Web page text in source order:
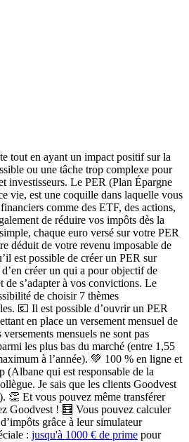
tout en ayant un impact positif sur la
ou une tâche trop complexe pour
investisseurs. Le PER (Plan Épargne
vie, est une coquille dans laquelle vous
comme des ETF, des actions,
de réduire vos impôts dès la
chaque euro versé sur votre PER
déduit de votre revenu imposable de
est possible de créer un PER sur
créer un qui a pour objectif de
de s’adapter à vos convictions. Le
de choisir 7 thèmes
💶 Il est possible d’ouvrir un PER
en place un versement mensuel de
mensuels ne sont pas
les plus bas du marché (entre 1,55
à l’année). 💚 100 % en ligne et
(Albane qui est responsable de la
Je sais que les clients Goodvest
👏 Et vous pouvez même transférer
Goodvest ! 🧮 Vous pouvez calculer
grâce à leur simulateur
: jusqu'à 1000 € de prime pour